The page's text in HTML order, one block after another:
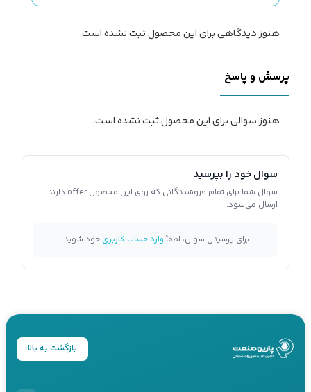
هنوز دیدگاهی برای این محصول ثبت نشده است.
پرسش و پاسخ
هنوز سوالی برای این محصول ثبت نشده است.
سوال خود را بپرسید
سوال شما برای تمام فروشندگانی که روی این محصول offer دارند
ارسال می‌شود.
برای پرسیدن سوال، لطفاًوارد حساب کاربریخود شوید.
بازگشت به بالا